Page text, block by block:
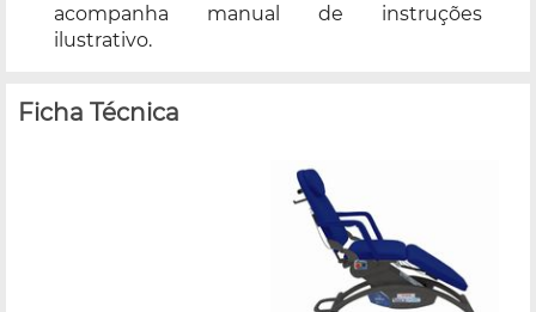
acompanha manual de instruções
ilustrativo.
Ficha Técnica